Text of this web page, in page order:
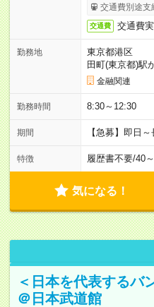
交通費別途支
交通費 交通費
勤務地
東京都港区
田町(東京都)駅
金融関連
勤務時間 8:30～12:30
期間 【急募】即日
特徴 履歴書不要/40
気になる！
＜日本を代表するバ
＠日本武道館